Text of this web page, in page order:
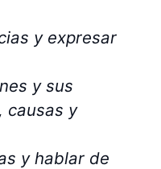
y expresar
y sus
causas y
y hablar de